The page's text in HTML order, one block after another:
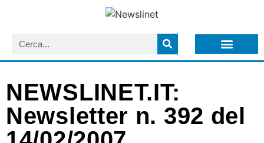
NEWSLINET.IT:
Newsletter n. 392 del